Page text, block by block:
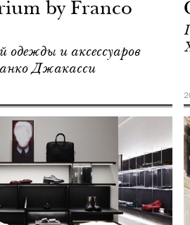
by Franco
и аксессуаров
Джакасси